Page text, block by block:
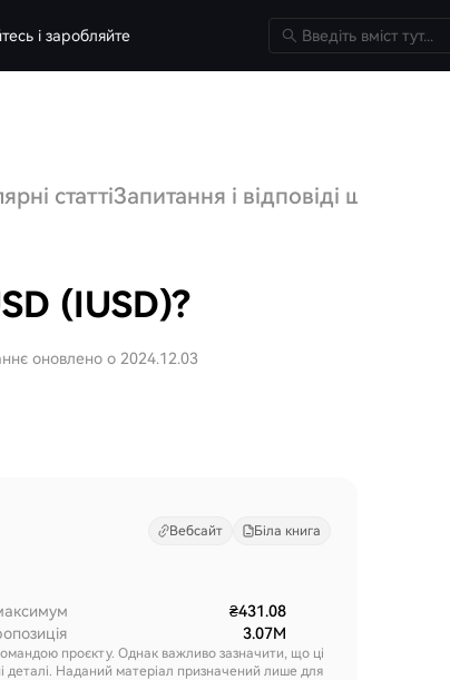
і заробляйте
статтіЗапитання і відповіді щодо IUSD
(IUSD)?
оновлено о 2024.12.03
Вебсайт Біла книга
₴431.08
3.07M
проєкту. Однак важливо зазначити, що ці
деталі. Наданий матеріал призначений лише для